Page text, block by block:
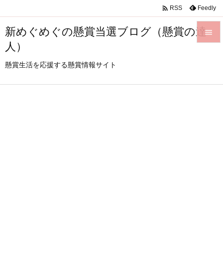
新めぐめぐの懸賞当選ブログ（懸賞の達
人）
懸賞生活を応援する懸賞情報サイト

 RSS Feedly